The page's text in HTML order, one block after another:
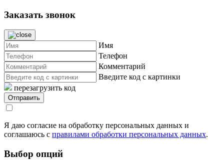
Заказать звонок
Имя
Телефон
Комментарий
Введите код с картинки
перезагрузить код
Я даю согласие на обработку персональных данных и
соглашаюсь с правилами обработки персональных данных.
Выбор опций